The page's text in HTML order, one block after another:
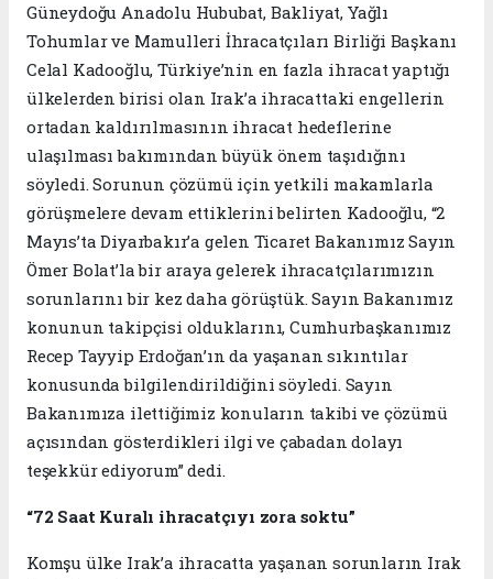
Güneydoğu Anadolu Hububat, Bakliyat, Yağlı
Tohumlar ve Mamulleri İhracatçıları Birliği Başkanı
Celal Kadooğlu, Türkiye’nin en fazla ihracat yaptığı
ülkelerden birisi olan Irak’a ihracattaki engellerin
ortadan kaldırılmasının ihracat hedeflerine
ulaşılması bakımından büyük önem taşıdığını
söyledi. Sorunun çözümü için yetkili makamlarla
görüşmelere devam ettiklerini belirten Kadooğlu, “2
Mayıs’ta Diyarbakır’a gelen Ticaret Bakanımız Sayın
Ömer Bolat’la bir araya gelerek ihracatçılarımızın
sorunlarını bir kez daha görüştük. Sayın Bakanımız
konunun takipçisi olduklarını, Cumhurbaşkanımız
Recep Tayyip Erdoğan’ın da yaşanan sıkıntılar
konusunda bilgilendirildiğini söyledi. Sayın
Bakanımıza ilettiğimiz konuların takibi ve çözümü
açısından gösterdikleri ilgi ve çabadan dolayı
teşekkür ediyorum” dedi.
“72 Saat Kuralı ihracatçıyı zora soktu”
Komşu ülke Irak’a ihracatta yaşanan sorunların Irak